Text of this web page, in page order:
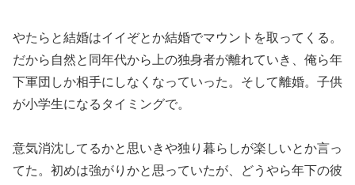
やたらと結婚はイイぞとか結婚でマウントを取ってくる。
だから自然と同年代から上の独身者が離れていき、俺ら年
下軍団しか相手にしなくなっていった。そして離婚。子供
が小学生になるタイミングで。
意気消沈してるかと思いきや独り暮らしが楽しいとか言っ
てた。初めは強がりかと思っていたが、どうやら年下の彼